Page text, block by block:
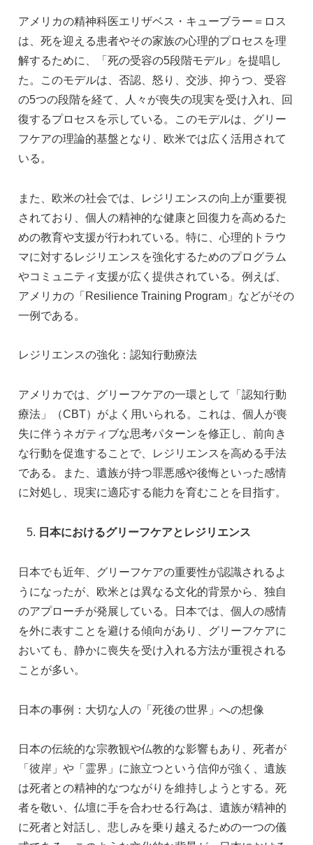
アメリカの精神科医エリザベス・キューブラー＝ロス
は、死を迎える患者やその家族の心理的プロセスを理
解するために、「死の受容の5段階モデル」を提唱し
た。このモデルは、否認、怒り、交渉、抑うつ、受容
の5つの段階を経て、人々が喪失の現実を受け入れ、回
復するプロセスを示している。このモデルは、グリー
フケアの理論的基盤となり、欧米では広く活用されて
いる。
また、欧米の社会では、レジリエンスの向上が重要視
されており、個人の精神的な健康と回復力を高めるた
めの教育や支援が行われている。特に、心理的トラウ
マに対するレジリエンスを強化するためのプログラム
やコミュニティ支援が広く提供されている。例えば、
アメリカの「Resilience Training Program」などがその
一例である。
レジリエンスの強化：認知行動療法
アメリカでは、グリーフケアの一環として「認知行動
療法」（CBT）がよく用いられる。これは、個人が喪
失に伴うネガティブな思考パターンを修正し、前向き
な行動を促進することで、レジリエンスを高める手法
である。また、遺族が持つ罪悪感や後悔といった感情
に対処し、現実に適応する能力を育むことを目指す。
日本におけるグリーフケアとレジリエンス
日本でも近年、グリーフケアの重要性が認識されるよ
うになったが、欧米とは異なる文化的背景から、独自
のアプローチが発展している。日本では、個人の感情
を外に表すことを避ける傾向があり、グリーフケアに
おいても、静かに喪失を受け入れる方法が重視される
ことが多い。
日本の事例：大切な人の「死後の世界」への想像
日本の伝統的な宗教観や仏教的な影響もあり、死者が
「彼岸」や「霊界」に旅立つという信仰が強く、遺族
は死者との精神的なつながりを維持しようとする。死
者を敬い、仏壇に手を合わせる行為は、遺族が精神的
に死者と対話し、悲しみを乗り越えるための一つの儀